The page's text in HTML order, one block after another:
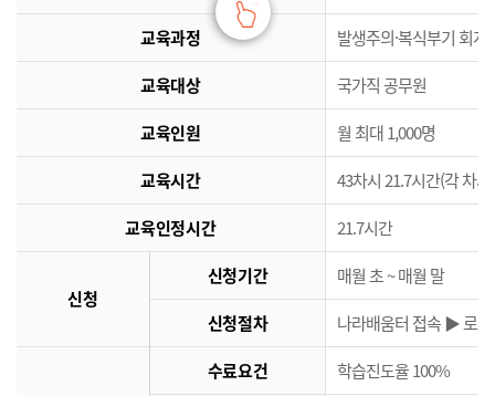
교육과정 발생주의·복식부기 회계
교육대상 국가직 공무원
교육인원 월 최대 1,000명
교육시간 43차시 21.7시간(각 차
교육인정시간 21.7시간
신청
신청기간 매월 초 ~ 매월 말
신청절차 나라배움터 접속 ▶ 로그
수료요건 학습진도율 100%